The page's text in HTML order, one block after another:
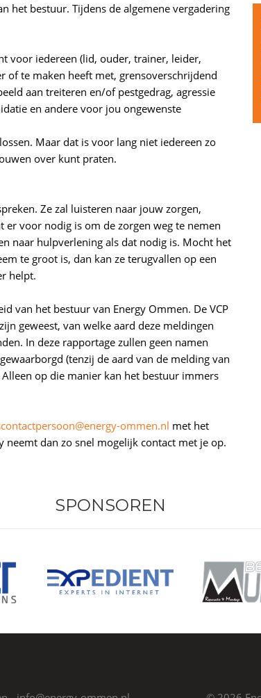
het bestuur. Tijdens de algemene vergadering
voor iedereen (lid, ouder, trainer, leider,
of te maken heeft met, grensoverschrijdend
aan treiteren en/of pestgedrag, agressie
en andere voor jou ongewenste
Maar dat is voor lang niet iedereen zo
over kunt praten.
Ze zal luisteren naar jouw zorgen,
voor nodig is om de zorgen weg te nemen
naar hulpverlening als dat nodig is. Mocht het
te groot is, dan kan ze terugvallen op een
helpt.
van het bestuur van Energy Ommen. De VCP
geweest, van welke aard deze meldingen
In deze rapportage zullen geen namen
(tenzij de aard van de melding van
op die manier kan het bestuur immers
ommen.nl met het
dan zo snel mogelijk contact met je op.
SPONSOREN